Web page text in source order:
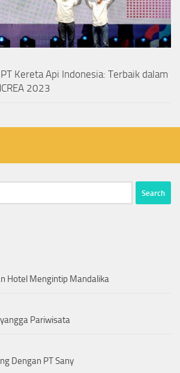
Kereta Api Indonesia: Terbaik dalam
2023
Hotel Mengintip Mandalika
Pariwisata
Dengan PT Sany